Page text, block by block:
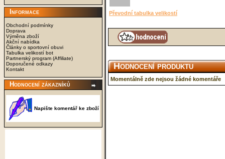
Informace
Obchodní podmínky
Doprava
Výměna zboží
Akční nabídka
Články o sportovní obuvi
Tabulka velikostí bot
Partnerský program (Affiliate)
Doporučené odkazy
Kontakt
Hodnocení zákazníků
Napište komentář ke zboží
Převodní tabulka velikostí
Hodnocení produktu
Momentálně zde nejsou žádné komentáře